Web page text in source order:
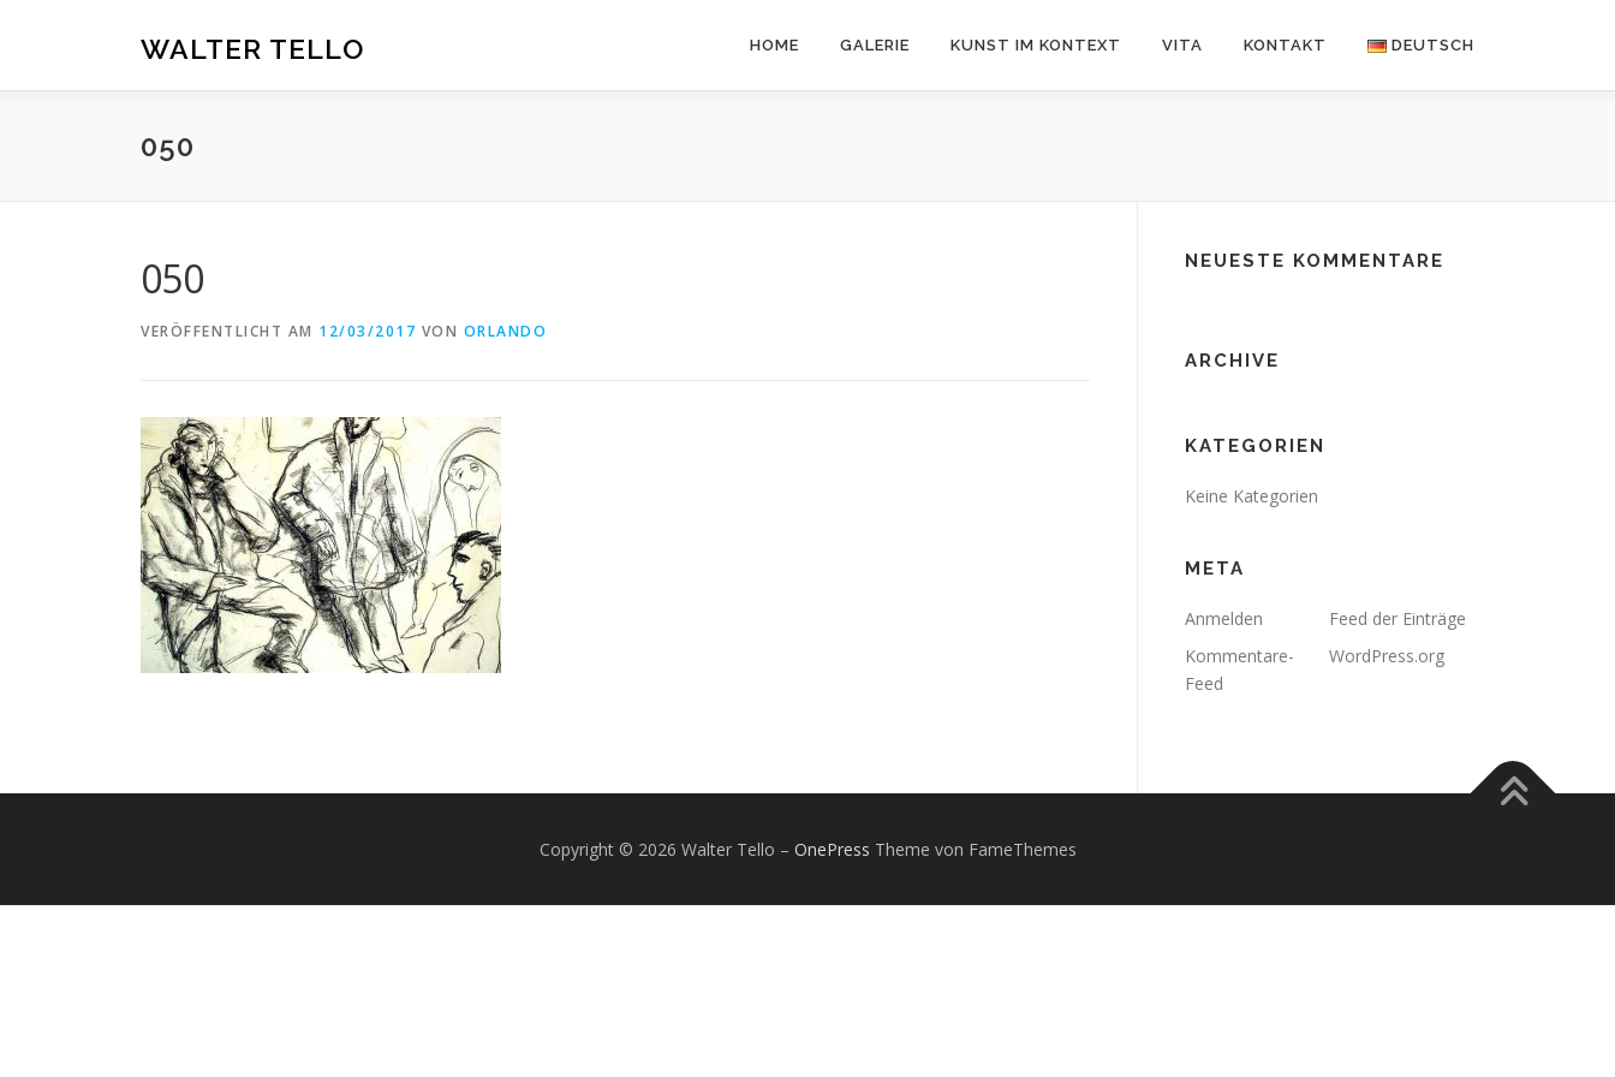
WALTER TELLO HOME GALERIE KUNST IM KONTEXT VITA KONTAKT DEUTSCH
050
050
VERÖFFENTLICHT AM 12/03/2017 VON ORLANDO
NEUESTE KOMMENTARE
ARCHIVE
KATEGORIEN
Keine Kategorien
META
Anmelden
Feed der Einträge
Kommentare-
Feed
WordPress.org
Copyright © 2026 Walter Tello – OnePress Theme von FameThemes